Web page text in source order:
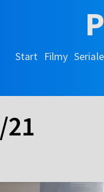
Start Filmy Seriale